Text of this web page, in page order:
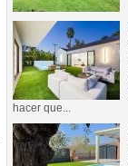
hacer que...